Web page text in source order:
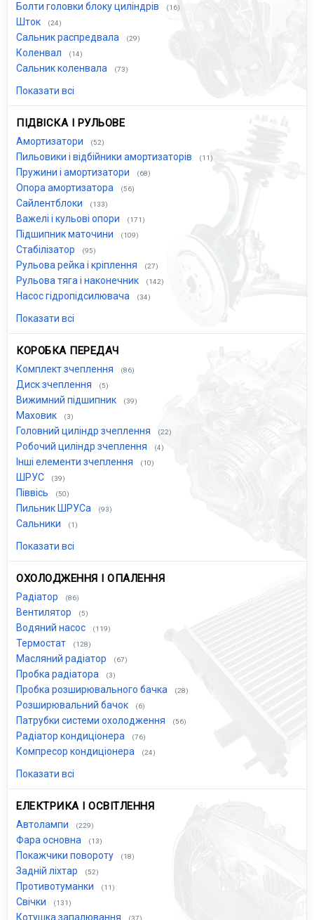
Болти головки блоку циліндрів (16)
Шток (24)
Сальник распредвала (29)
Коленвал (14)
Сальник коленвала (73)
Показати всі
ПІДВІСКА І РУЛЬОВЕ
Амортизатори (52)
Пильовики і відбійники амортизаторів (11)
Пружини і амортизатори (68)
Опора амортизатора (56)
Сайлентблоки (133)
Важелі і кульові опори (171)
Підшипник маточини (109)
Стабілізатор (95)
Рульова рейка і кріплення (27)
Рульова тяга і наконечник (142)
Насос гідропідсилювача (34)
Показати всі
КОРОБКА ПЕРЕДАЧ
Комплект зчеплення (86)
Диск зчеплення (5)
Вижимний підшипник (39)
Маховик (3)
Головний циліндр зчеплення (22)
Робочий циліндр зчеплення (4)
Інші елементи зчеплення (10)
ШРУС (39)
Піввісь (50)
Пильник ШРУСа (93)
Сальники (1)
Показати всі
ОХОЛОДЖЕННЯ І ОПАЛЕННЯ
Радіатор (86)
Вентилятор (5)
Водяний насос (119)
Термостат (128)
Масляний радіатор (67)
Пробка радіатора (3)
Пробка розширювального бачка (28)
Розширювальний бачок (6)
Патрубки системи охолодження (56)
Радіатор кондиціонера (76)
Компресор кондиціонера (24)
Показати всі
ЕЛЕКТРИКА І ОСВІТЛЕННЯ
Автолампи (229)
Фара основна (13)
Покажчики повороту (18)
Задній ліхтар (52)
Противотуманки (11)
Свічки (131)
Котушка запалювання (37)